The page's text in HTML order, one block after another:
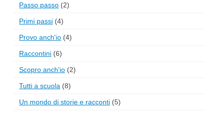
Passo passo (2)
Primi passi (4)
Provo anch'io (4)
Raccontini (6)
Scopro anch'io (2)
Tutti a scuola (8)
Un mondo di storie e racconti (5)